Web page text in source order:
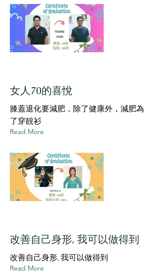
女人70的喜悅
膝蓋退化要減肥，除了健康外，減肥為
了穿靚衫
Read More
改善自己身形, 我可以做得到
改善自己身形, 我可以做得到
Read More